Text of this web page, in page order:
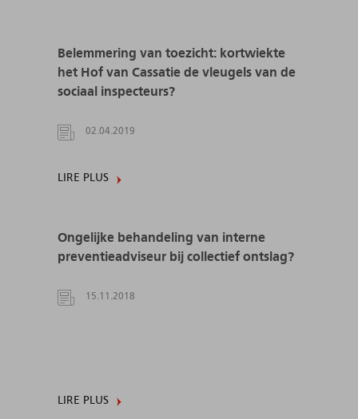
Belemmering van toezicht: kortwiekte
het Hof van Cassatie de vleugels van de
sociaal inspecteurs?
02.04.2019
LIRE PLUS
Ongelijke behandeling van interne
preventieadviseur bij collectief ontslag?
15.11.2018
LIRE PLUS